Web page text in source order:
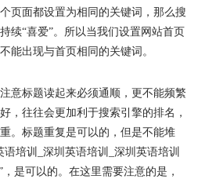
页面都设置为相同的关键词，那么搜
续“喜爱”。所以当我们设置网站首页
能出现与首页相同的关键词。
意标题读起来必须通顺，更不能频繁
，往往会更加利于搜索引擎的排名，
。标题重复是可以的，但是不能堆
培训_深圳英语培训_深圳英语培训
是可以的。在这里需要注意的是，